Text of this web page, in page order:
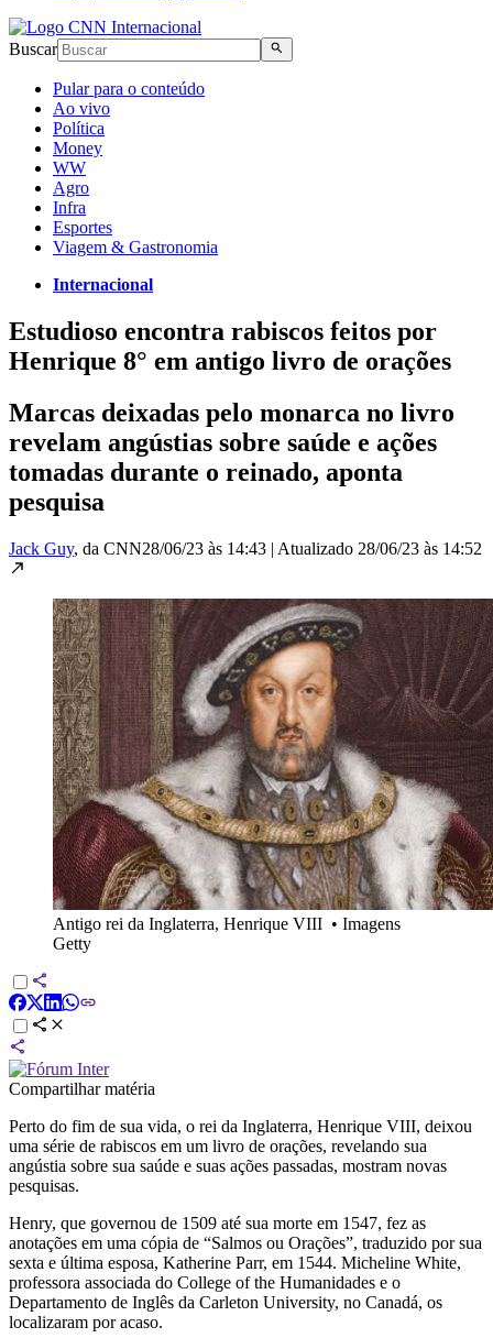
Buscar
Pular para o conteúdo
Ao vivo
Política
Money
WW
Agro
Infra
Esportes
Viagem & Gastronomia
Internacional
Estudioso encontra rabiscos feitos por
Henrique 8° em antigo livro de orações
Marcas deixadas pelo monarca no livro
revelam angústias sobre saúde e ações
tomadas durante o reinado, aponta
pesquisa
Jack Guy, da CNN28/06/23 às 14:43 | Atualizado 28/06/23 às 14:52
Antigo rei da Inglaterra, Henrique VIII • Imagens
Getty
Compartilhar matéria
Perto do fim de sua vida, o rei da Inglaterra, Henrique VIII, deixou
uma série de rabiscos em um livro de orações, revelando sua
angústia sobre sua saúde e suas ações passadas, mostram novas
pesquisas.
Henry, que governou de 1509 até sua morte em 1547, fez as
anotações em uma cópia de “Salmos ou Orações”, traduzido por sua
sexta e última esposa, Katherine Parr, em 1544. Micheline White,
professora associada do College of the Humanidades e o
Departamento de Inglês da Carleton University, no Canadá, os
localizaram por acaso.